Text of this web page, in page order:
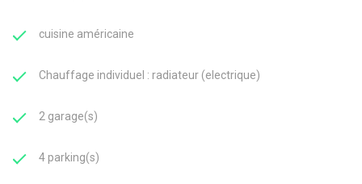
cuisine américaine
Chauffage individuel : radiateur (electrique)
2 garage(s)
4 parking(s)